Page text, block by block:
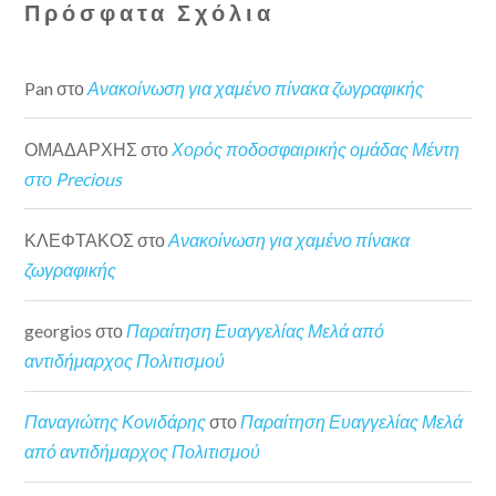
Πρόσφατα Σχόλια
Pan στοΑνακοίνωση για χαμένο πίνακα ζωγραφικής
ΟΜΑΔΑΡΧΗΣ στο Χορός ποδοσφαιρικής ομάδας Μέντη
στο Precious
ΚΛΕΦΤΑΚΟΣ στοΑνακοίνωση για χαμένο πίνακα
ζωγραφικής
georgios στοΠαραίτηση Ευαγγελίας Μελά από
αντιδήμαρχος Πολιτισμού
Παναγιώτης ΚονιδάρηςστοΠαραίτηση Ευαγγελίας Μελά
από αντιδήμαρχος Πολιτισμού